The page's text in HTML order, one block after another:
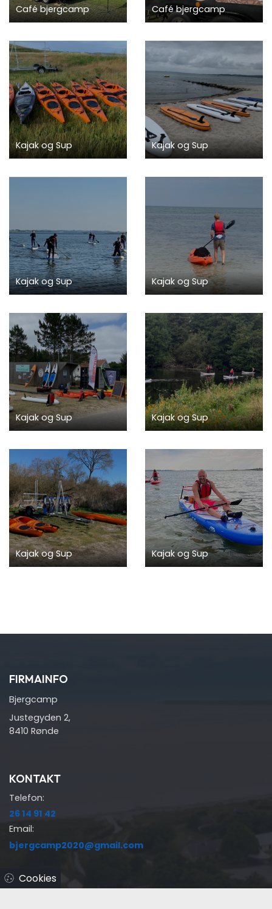
Café bjergcamp Café bjergcamp
Kajak og Sup Kajak og Sup
Kajak og Sup Kajak og Sup
Kajak og Sup Kajak og Sup
Kajak og Sup Kajak og Sup
FIRMAINFO
Bjergcamp
Justegyden 2,
8410 Rønde
KONTAKT
Telefon:
26 14 91 42
Email:
bjergcamp2020@gmail.com
MENU
Cookies